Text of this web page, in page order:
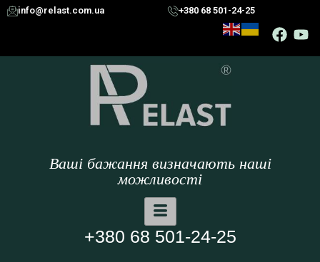
info@relast.com.ua +380 68 501-24-25
Ваші бажання визначають наші
можливості
+380 68 501-24-25